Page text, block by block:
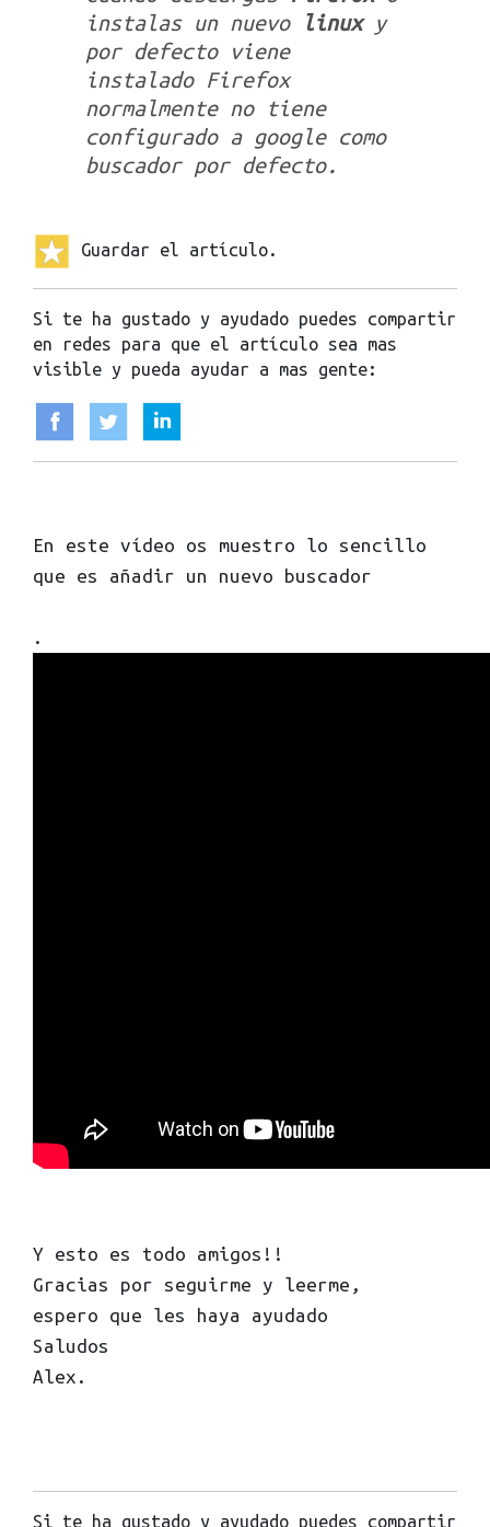
instalas un nuevo
linuxy
por defecto viene
instalado Firefox
normalmente no tiene
configurado a google como
buscador por defecto.
Guardar el artículo.
Si te ha gustado y ayudado puedes compartir
en redes para que el artículo sea mas
visible y pueda ayudar a mas gente:
En este vídeo os muestro lo sencillo
que es añadir un nuevo buscador
.
Y esto es todo amigos!!
Gracias por seguirme y leerme,
espero que les haya ayudado
Saludos
Alex.
Si te ha gustado y ayudado puedes compartir